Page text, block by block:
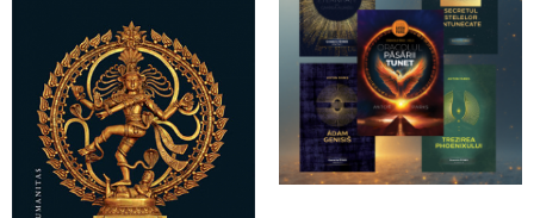
Povestiri
Relații de cuplu
Erotism
Psihologie practică
Sexualitate